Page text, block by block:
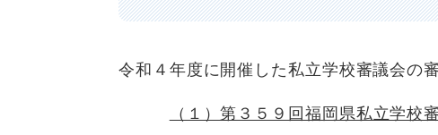
令和４年度に開催した私立学校審議会の
（１）第３５９回福岡県私立